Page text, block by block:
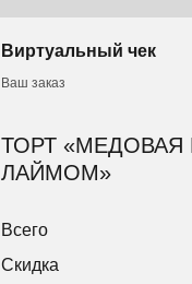
Виртуальный чек
Ваш заказ
ТОРТ «МЕДОВАЯ
ЛАЙМОМ»
Всего
Скидка